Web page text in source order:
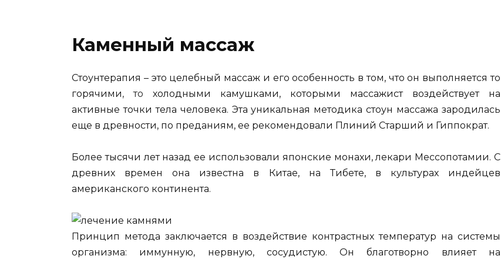
Каменный массаж
Стоунтерапия – это целебный массаж и его особенность в том, что он выполняется то
горячими, то холодными камушками, которыми массажист воздействует на
активные точки тела человека. Эта уникальная методика стоун массажа зародилась
еще в древности, по преданиям, ее рекомендовали Плиний Старший и Гиппократ.
Более тысячи лет назад ее использовали японские монахи, лекари Мессопотамии. С
древних времен она известна в Китае, на Тибете, в культурах индейцев
американского континента.
Принцип метода заключается в воздействие контрастных температур на системы
организма: иммунную, нервную, сосудистую. Он благотворно влияет на